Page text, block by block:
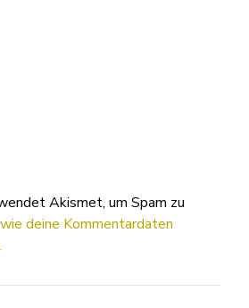
Akismet, um Spam zu
deine Kommentardaten